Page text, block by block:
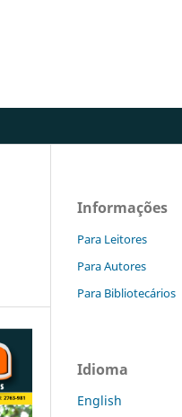
Informações
Para Leitores
Para Autores
Para Bibliotecários
Idioma
English